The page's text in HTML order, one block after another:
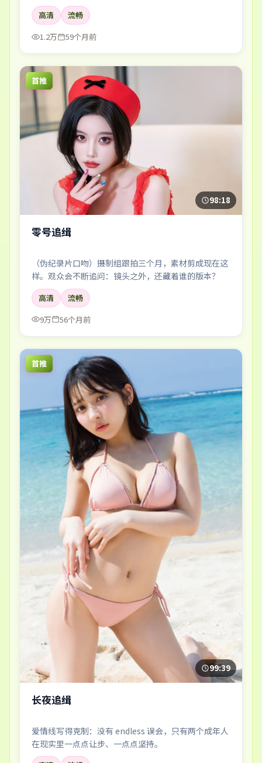
高清
流畅
1.2万
59个月前
首推
98:18
零号追缉
（伪纪录片口吻）摄制组跟拍三个月，素材剪成现在这
样。观众会不断追问：镜头之外，还藏着谁的版本？
高清
流畅
9万
56个月前
首推
99:39
长夜追缉
爱情线写得克制：没有 endless 误会，只有两个成年人
在现实里一点点让步、一点点坚持。